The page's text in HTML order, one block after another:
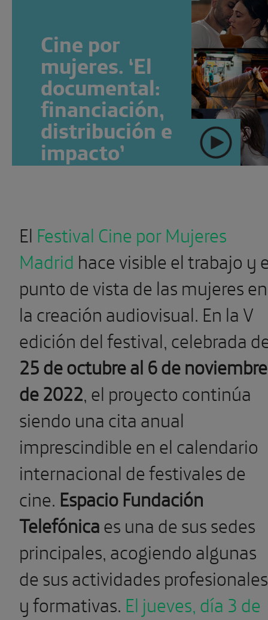
Cine por
mujeres. ‘El
documental:
financiación,
distribución e
impacto’
El Festival Cine por Mujeres
Madrid hace visible el trabajo y
punto de vista de las mujeres en
la creación audiovisual. En la V
edición del festival, celebrada
25 de octubre al 6 de noviembre
de 2022, el proyecto continúa
siendo una cita anual
imprescindible en el calendario
internacional de festivales de
cine. Espacio Fundación
Telefónicaes una de sus sedes
principales, acogiendo algunas
de sus actividades profesionales
y formativas. El jueves, día 3 de